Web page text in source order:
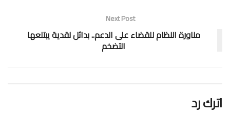
Next Post
مناورة النظام للقضاء على الدعم.. بدائل نقدية يبتلعها
التضخم
اترك رد